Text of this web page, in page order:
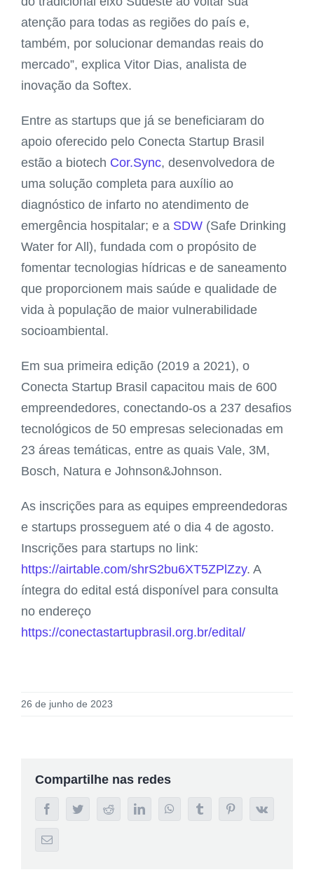
atenção para todas as regiões do país e,
também, por solucionar demandas reais do
mercado”, explica Vitor Dias, analista de
inovação da Softex.
Entre as startups que já se beneficiaram do
apoio oferecido pelo Conecta Startup Brasil
estão a biotech Cor.Sync, desenvolvedora de
uma solução completa para auxílio ao
diagnóstico de infarto no atendimento de
emergência hospitalar; e a SDW (Safe Drinking
Water for All), fundada com o propósito de
fomentar tecnologias hídricas e de saneamento
que proporcionem mais saúde e qualidade de
vida à população de maior vulnerabilidade
socioambiental.
Em sua primeira edição (2019 a 2021), o
Conecta Startup Brasil capacitou mais de 600
empreendedores, conectando-os a 237 desafios
tecnológicos de 50 empresas selecionadas em
23 áreas temáticas, entre as quais Vale, 3M,
Bosch, Natura e Johnson&Johnson.
As inscrições para as equipes empreendedoras
e startups prosseguem até o dia 4 de agosto.
Inscrições para startups no link:
https://airtable.com/shrS2bu6XT5ZPlZzy. A
íntegra do edital está disponível para consulta
no endereço
https://conectastartupbrasil.org.br/edital/
26 de junho de 2023
Compartilhe nas redes
FacebookTwitterRedditLinkedInWhatsAppTumblr PinterestVk
E-